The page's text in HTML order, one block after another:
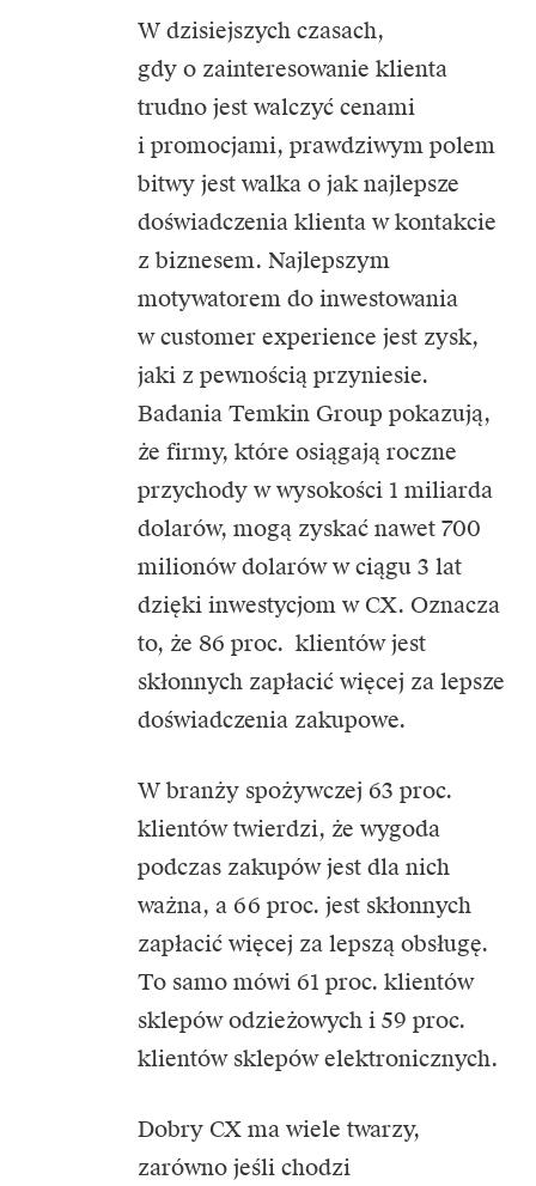
W dzisiejszych czasach,
gdy o zainteresowanie klienta
trudno jest walczyć cenami
i promocjami, prawdziwym polem
bitwy jest walka o jak najlepsze
doświadczenia klienta w kontakcie
z biznesem. Najlepszym
motywatorem do inwestowania
w customer experience jest zysk,
jaki z pewnością przyniesie.
Badania Temkin Group pokazują,
że firmy, które osiągają roczne
przychody w wysokości 1 miliarda
dolarów, mogą zyskać nawet 700
milionów dolarów w ciągu 3 lat
dzięki inwestycjom w CX. Oznacza
to, że 86 proc. klientów jest
skłonnych zapłacić więcej za lepsze
doświadczenia zakupowe.
W branży spożywczej 63 proc.
klientów twierdzi, że wygoda
podczas zakupów jest dla nich
ważna, a 66 proc. jest skłonnych
zapłacić więcej za lepszą obsługę.
To samo mówi 61 proc. klientów
sklepów odzieżowych i 59 proc.
klientów sklepów elektronicznych.
Dobry CX ma wiele twarzy,
zarówno jeśli chodzi